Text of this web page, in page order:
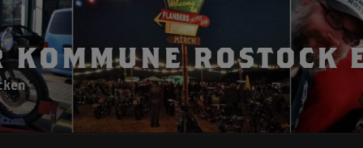
KOMMUNE ROSTOCK